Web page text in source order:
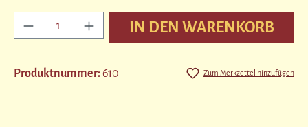
Produkt Anzahl: Gib den gewünschten Wert ein
IN DEN WARENKORB
Zum Merkzettel hinzufügen
Produktnummer:610